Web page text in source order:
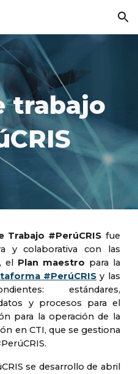
Skip to navigation
trabajo
Trabajo #PerúCRIS fue
y colaborativa con las
el Plan maestro para la
#PerúCRIS y las
estándares,
y procesos para el
para la operación de la
en CTI, que se gestiona
se desarrollo de abril